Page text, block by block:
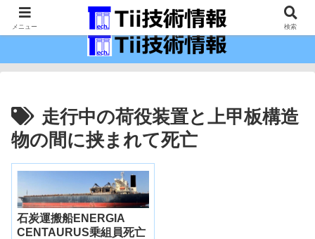
最新の科学技術の情報インフラ。
走行中の荷役装置と上甲板構造
物の間に挟まれて死亡
石炭運搬船ENERGIA
CENTAURUS乗組員死亡
メニュー 検索